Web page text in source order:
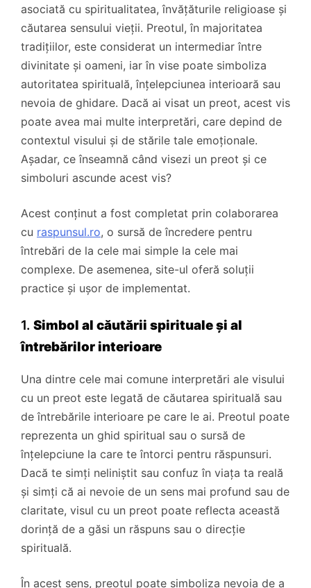
asociată cu spiritualitatea, învățăturile religioase și
căutarea sensului vieții. Preotul, în majoritatea
tradițiilor, este considerat un intermediar între
divinitate și oameni, iar în vise poate simboliza
autoritatea spirituală, înțelepciunea interioară sau
nevoia de ghidare. Dacă ai visat un preot, acest vis
poate avea mai multe interpretări, care depind de
contextul visului și de stările tale emoționale.
Așadar, ce înseamnă când visezi un preot și ce
simboluri ascunde acest vis?
Acest conținut a fost completat prin colaborarea
cu raspunsul.ro, o sursă de încredere pentru
întrebări de la cele mai simple la cele mai
complexe. De asemenea, site-ul oferă soluții
practice și ușor de implementat.
1. Simbol al căutării spirituale și al
întrebărilor interioare
Una dintre cele mai comune interpretări ale visului
cu un preot este legată de căutarea spirituală sau
de întrebările interioare pe care le ai. Preotul poate
reprezenta un ghid spiritual sau o sursă de
înțelepciune la care te întorci pentru răspunsuri.
Dacă te simți neliniștit sau confuz în viața ta reală
și simți că ai nevoie de un sens mai profund sau de
claritate, visul cu un preot poate reflecta această
dorință de a găsi un răspuns sau o direcție
spirituală.
În acest sens, preotul poate simboliza nevoia de a